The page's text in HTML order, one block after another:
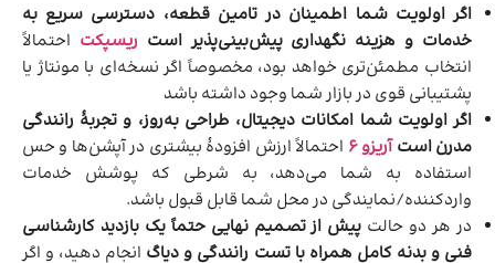
اگر اولویت شما اطمینان در تامین قطعه، دسترسی سریع به
خدمات و هزینه نگهداری پیش‌بینی‌پذیر است ریسپکت احتمالاً
انتخاب مطمئن‌تری خواهد بود، مخصوصاً اگر نسخه‌ای با مونتاژ یا
پشتیبانی قوی در بازار شما وجود داشته باشد
اگر اولویت شما امکانات دیجیتال، طراحی به‌روز، و تجربهٔ رانندگی
مدرن است آریزو ۶ احتمالاً ارزش افزودهٔ بیشتری در آپشن‌ها و حس
استفاده به شما می‌دهد، به شرطی که پوشش خدمات
واردکننده/نمایندگی در محل شما قابل قبول باشد.
در هر دو حالت پیش از تصمیم نهایی حتماً یک بازدید کارشناسی
فنی و بدنه کامل همراه با تست رانندگی و دیاگ انجام دهید، و اگر